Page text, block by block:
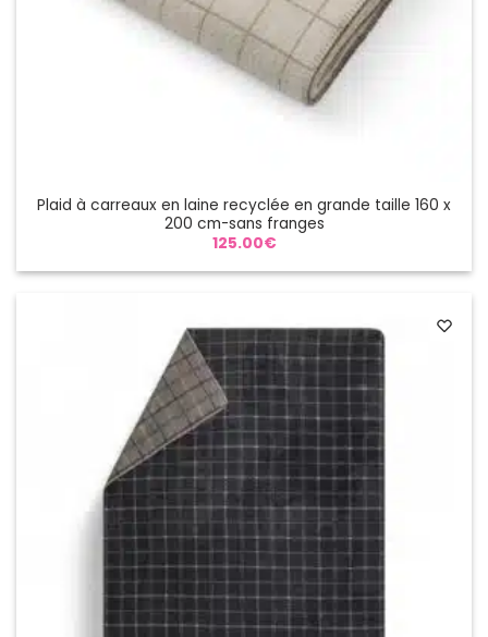
Plaid à carreaux en laine recyclée en grande taille 160 x
200 cm-sans franges
125.00€